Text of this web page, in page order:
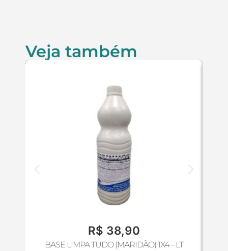
Veja também
R$ 38,90
BASE LIMPA TUDO (MARIDÃO) 1X4 – LT